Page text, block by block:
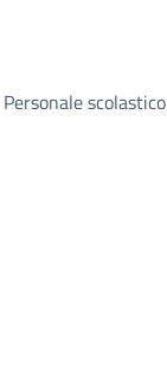
Personale scolastico